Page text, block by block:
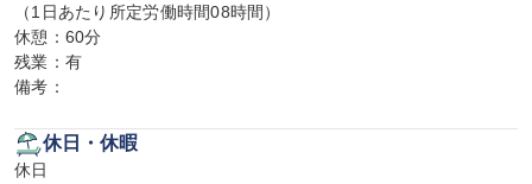
（1日あたり所定労働時間08時間）
休憩：60分
残業：有
備考：
休日・休暇
休日